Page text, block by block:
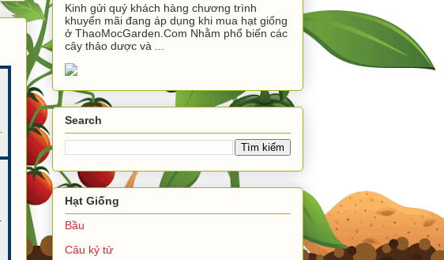
Kinh gửi quý khách hàng chương trình
khuyến mãi đang áp dụng khi mua hạt giống
ở ThaoMocGarden.Com Nhằm phổ biến các
cây thảo dược và ...
Search
Hạt Giống
Bầu
Câu kỷ tử